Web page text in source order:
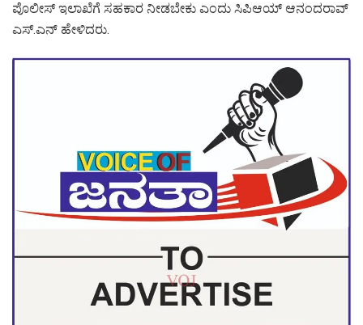
ಪೊಲೀಸ್ ಇಲಾಖೆಗೆ ಸಹಕಾರ ನೀಡಬೇಕು ಎಂದು ಸಿಪಿಆಯ್ ಆನಂದರಾವ್
ಎಸ್.ಎನ್ ಹೇಳಿದರು.